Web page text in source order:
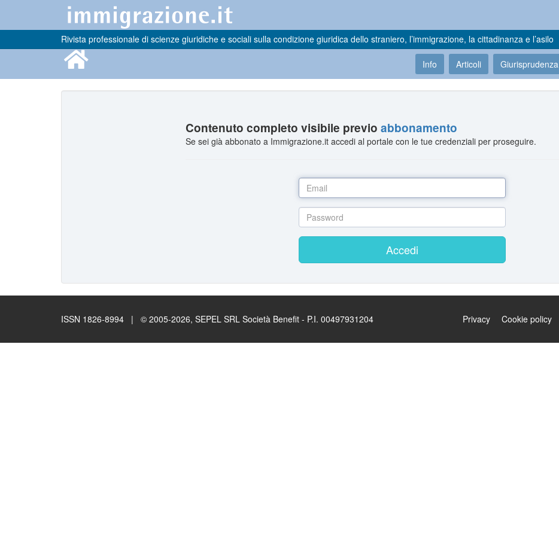
Rivista professionale di scienze giuridiche e sociali sulla condizione giuridica dello straniero, l’immigrazione, la cittadinanza e l’asilo
Info Articoli Giurisprudenza
Contenuto completo visibile previoabbonamento
Se sei già abbonato a Immigrazione.it accedi al portale con le tue credenziali per proseguire.
Accedi
ISSN 1826-8994 | © 2005-2026, SEPEL SRL Società Benefit - P.I. 00497931204 Privacy Cookie policy